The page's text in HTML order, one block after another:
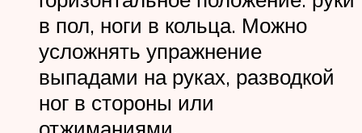
в пол, ноги в кольца. Можно
усложнять упражнение
выпадами на руках, разводкой
ног в стороны или